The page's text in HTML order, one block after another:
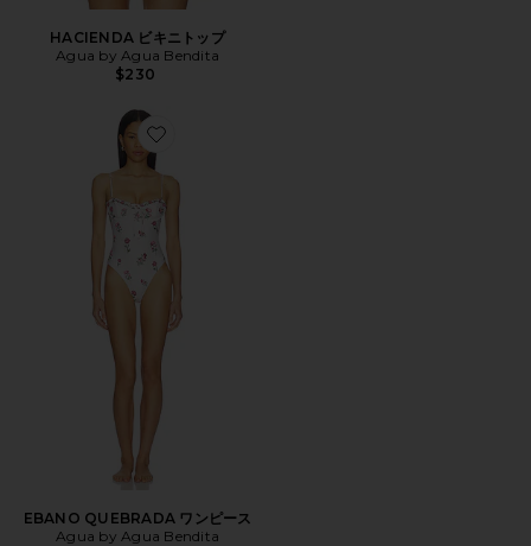
HACIENDA ビキニトップ
Agua by Agua Bendita
$230
Favorite EBANO QUEBRADA ワンピース
EBANO QUEBRADA ワンピース
Agua by Agua Bendita